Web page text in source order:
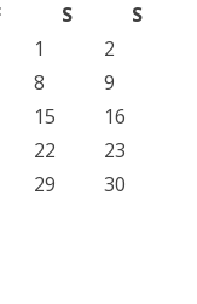
S
S
1
2
8
9
15
16
22
23
29
30